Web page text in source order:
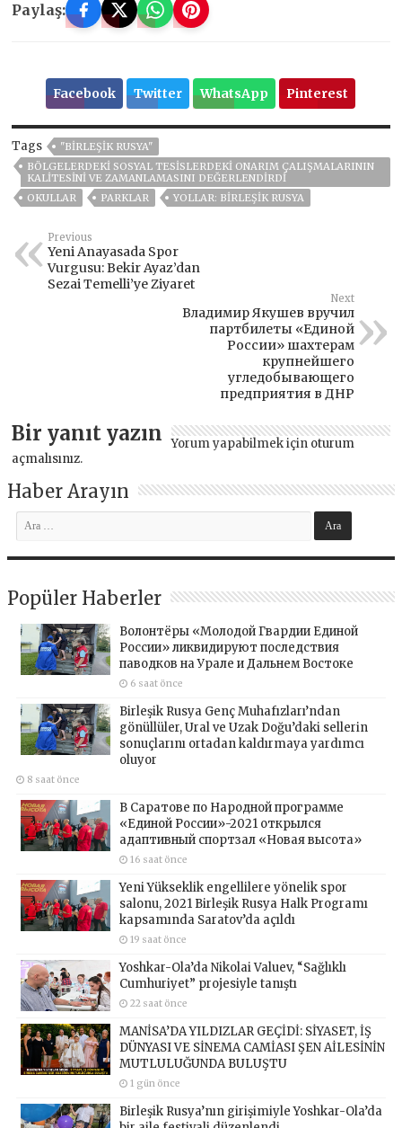
Paylaş:
Facebook Twitter WhatsApp Pinterest
Tags
"BIRLEŞIK RUSYA"
BÖLGELERDEKI SOSYAL TESISLERDEKI ONARIM ÇALIŞMALARININ
KALITESINI VE ZAMANLAMASINI DEĞERLENDIRDI
OKULLAR
PARKLAR YOLLAR: BIRLEŞIK RUSYA
Previous
Yeni Anayasada Spor
Vurgusu: Bekir Ayaz’dan
Sezai Temelli’ye Ziyaret
Next
Владимир Якушев вручил
партбилеты «Единой
России» шахтерам
крупнейшего
угледобывающего
предприятия в ДНР
Bir yanıt yazın Yorum yapabilmek için oturum
açmalısınız.
Haber Arayın
Popüler Haberler
Волонтёры «Молодой Гвардии Единой
России» ликвидируют последствия
паводков на Урале и Дальнем Востоке
6 saat önce
Birleşik Rusya Genç Muhafızları’ndan
gönüllüler, Ural ve Uzak Doğu’daki sellerin
sonuçlarını ortadan kaldırmaya yardımcı
oluyor
8 saat önce
В Саратове по Народной программе
«Единой России»-2021 открылся
адаптивный спортзал «Новая высота»
16 saat önce
Yeni Yükseklik engellilere yönelik spor
salonu, 2021 Birleşik Rusya Halk Programı
kapsamında Saratov’da açıldı
19 saat önce
Yoshkar-Ola’da Nikolai Valuev, “Sağlıklı
Cumhuriyet” projesiyle tanıştı
22 saat önce
MANİSA’DA YILDIZLAR GEÇİDİ: SİYASET, İŞ
DÜNYASI VE SİNEMA CAMİASI ŞEN AİLESİNİN
MUTLULUĞUNDA BULUŞTU
1 gün önce
Birleşik Rusya’nın girişimiyle Yoshkar-Ola’da